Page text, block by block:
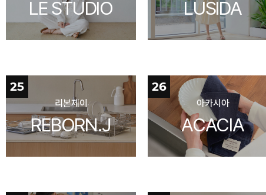
LE STUDIO LUSIDA
25
리본제이
REBORN.J
26
아카시아
ACACIA